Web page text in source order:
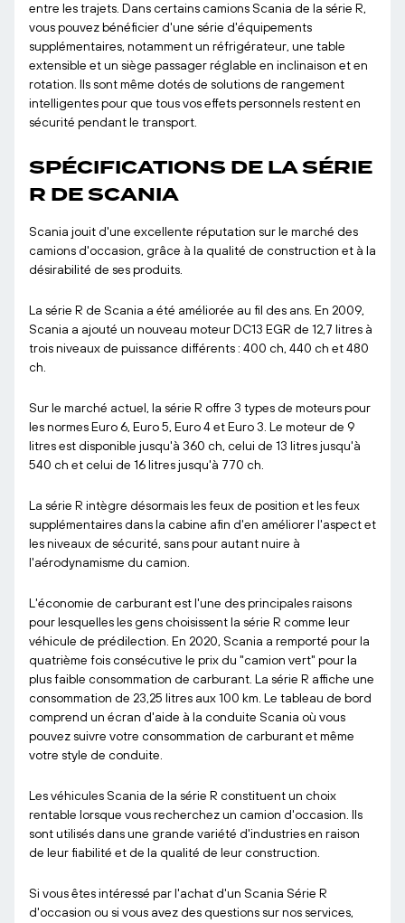
entre les trajets. Dans certains camions Scania de la série R,
vous pouvez bénéficier d'une série d'équipements
supplémentaires, notamment un réfrigérateur, une table
extensible et un siège passager réglable en inclinaison et en
rotation. Ils sont même dotés de solutions de rangement
intelligentes pour que tous vos effets personnels restent en
sécurité pendant le transport.
SPÉCIFICATIONS DE LA SÉRIE
R DE SCANIA
Scania jouit d'une excellente réputation sur le marché des
camions d'occasion, grâce à la qualité de construction et à la
désirabilité de ses produits.
La série R de Scania a été améliorée au fil des ans. En 2009,
Scania a ajouté un nouveau moteur DC13 EGR de 12,7 litres à
trois niveaux de puissance différents : 400 ch, 440 ch et 480
ch.
Sur le marché actuel, la série R offre 3 types de moteurs pour
les normes Euro 6, Euro 5, Euro 4 et Euro 3. Le moteur de 9
litres est disponible jusqu'à 360 ch, celui de 13 litres jusqu'à
540 ch et celui de 16 litres jusqu'à 770 ch.
La série R intègre désormais les feux de position et les feux
supplémentaires dans la cabine afin d'en améliorer l'aspect et
les niveaux de sécurité, sans pour autant nuire à
l'aérodynamisme du camion.
L'économie de carburant est l'une des principales raisons
pour lesquelles les gens choisissent la série R comme leur
véhicule de prédilection. En 2020, Scania a remporté pour la
quatrième fois consécutive le prix du "camion vert" pour la
plus faible consommation de carburant. La série R affiche une
consommation de 23,25 litres aux 100 km. Le tableau de bord
comprend un écran d'aide à la conduite Scania où vous
pouvez suivre votre consommation de carburant et même
votre style de conduite.
Les véhicules Scania de la série R constituent un choix
rentable lorsque vous recherchez un camion d'occasion. Ils
sont utilisés dans une grande variété d'industries en raison
de leur fiabilité et de la qualité de leur construction.
Si vous êtes intéressé par l'achat d'un Scania Série R
d'occasion ou si vous avez des questions sur nos services,